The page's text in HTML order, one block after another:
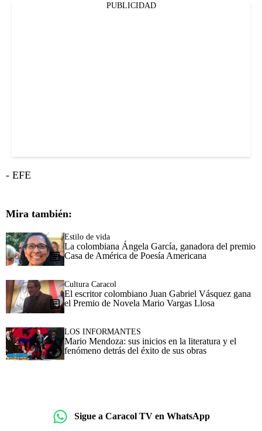
PUBLICIDAD
- EFE
Mira también:
Estilo de vida
La colombiana Ángela García, ganadora del premio
Casa de América de Poesía Americana
Cultura Caracol
El escritor colombiano Juan Gabriel Vásquez gana
el Premio de Novela Mario Vargas Llosa
LOS INFORMANTES
Mario Mendoza: sus inicios en la literatura y el
fenómeno detrás del éxito de sus obras
Sigue a Caracol TV en WhatsApp